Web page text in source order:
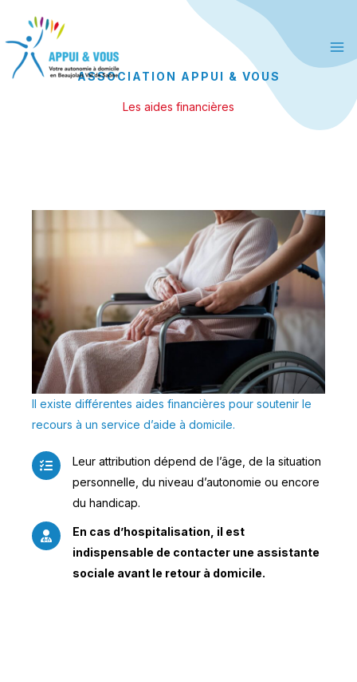
principal
contenu
ASSOCIATION APPUI & VOUS
Les aides financières
Il existe différentes aides financières pour soutenir le
recours à un service d’aide à domicile.
Leur attribution dépend de l’âge, de la situation
personnelle, du niveau d’autonomie ou encore
du handicap.
En cas d’hospitalisation, il est
indispensable de contacter une assistante
sociale avant le retour à domicile.